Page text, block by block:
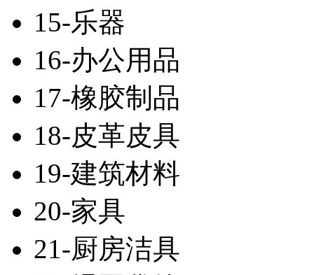
15-乐器
16-办公用品
17-橡胶制品
18-皮革皮具
19-建筑材料
20-家具
21-厨房洁具